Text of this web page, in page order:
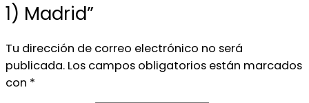
1) Madrid”
Tu dirección de correo electrónico no será
publicada. Los campos obligatorios están marcados
con *